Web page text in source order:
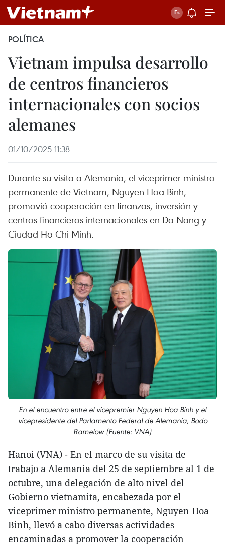
POLÍTICA
Vietnam impulsa desarrollo
de centros financieros
internacionales con socios
alemanes
01/10/2025 11:38
Durante su visita a Alemania, el viceprimer ministro
permanente de Vietnam, Nguyen Hoa Binh,
promovió cooperación en finanzas, inversión y
centros financieros internacionales en Da Nang y
Ciudad Ho Chi Minh.
En el encuentro entre el vicepremier Nguyen Hoa Binh y el
vicepresidente del Parlamento Federal de Alemania, Bodo
Ramelow (Fuente: VNA)
Hanoi (VNA) - En el marco de su visita de
trabajo a Alemania del 25 de septiembre al 1 de
octubre, una delegación de alto nivel del
Gobierno vietnamita, encabezada por el
viceprimer ministro permanente, Nguyen Hoa
Binh, llevó a cabo diversas actividades
encaminadas a promover la cooperación